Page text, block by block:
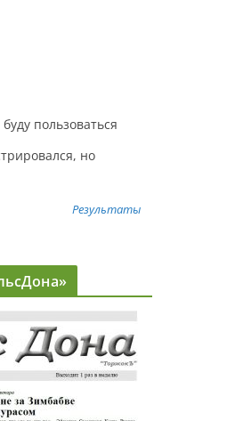
пользоваться
но
Результаты